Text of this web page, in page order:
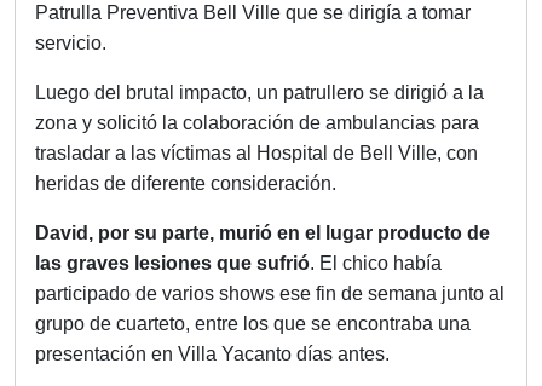
Patrulla Preventiva Bell Ville que se dirigía a tomar
servicio.
Luego del brutal impacto, un patrullero se dirigió a la
zona y solicitó la colaboración de ambulancias para
trasladar a las víctimas al Hospital de Bell Ville, con
heridas de diferente consideración.
David, por su parte, murió en el lugar producto de
las graves lesiones que sufrió. El chico había
participado de varios shows ese fin de semana junto al
grupo de cuarteto, entre los que se encontraba una
presentación en Villa Yacanto días antes.